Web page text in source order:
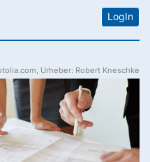
LogIn
Urheber: Robert Kneschke